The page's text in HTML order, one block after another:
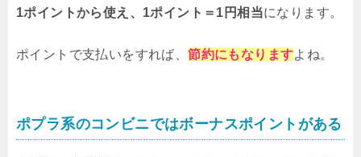
1ポイントから使え、1ポイント＝1円相当になります。
ポイントで支払いをすれば、節約にもなりますよね。
ポプラ系のコンビニではボーナスポイントがある